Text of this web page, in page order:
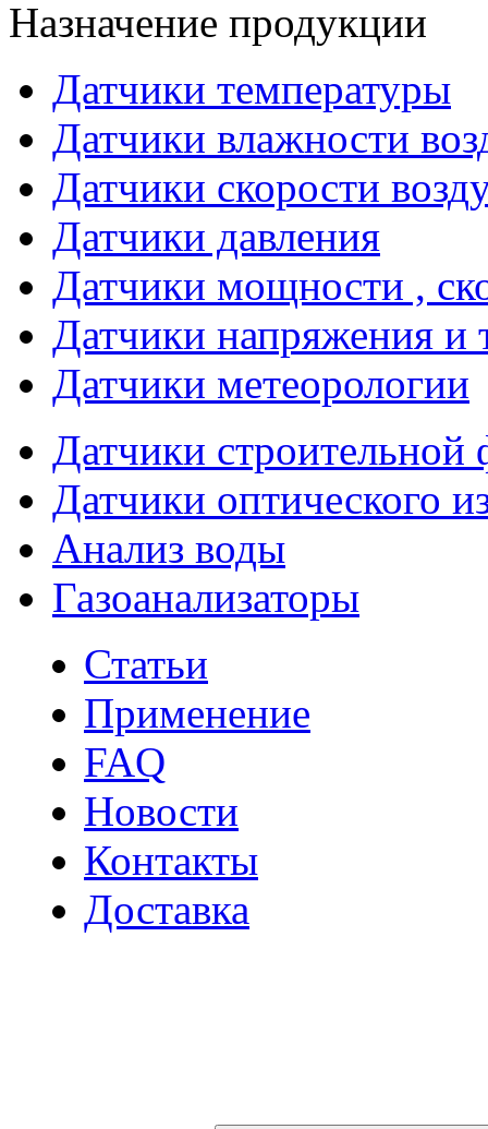
Назначение продукции
Датчики температуры
Датчики влажности
Датчики скорости
Датчики давления
Датчики мощности ,
Датчики напряжения и
Датчики метеорологии
Датчики строительной
Датчики оптического
Анализ воды
Газоанализаторы
Статьи
Применение
FAQ
Новости
Контакты
Доставка